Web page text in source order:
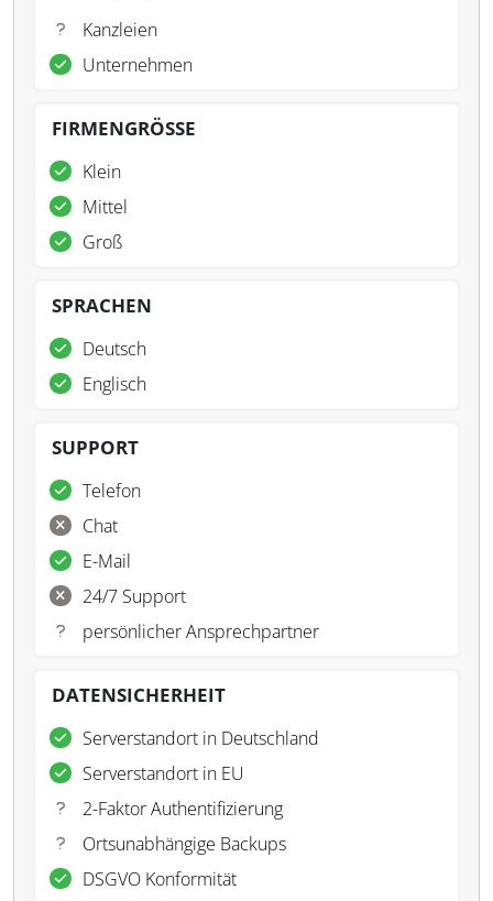
Kanzleien
Unternehmen
FIRMENGRÖSSE
Klein
Mittel
Groß
SPRACHEN
Deutsch
Englisch
SUPPORT
Telefon
Chat
E-Mail
24/7 Support
persönlicher Ansprechpartner
DATENSICHERHEIT
Serverstandort in Deutschland
Serverstandort in EU
2-Faktor Authentifizierung
Ortsunabhängige Backups
DSGVO Konformität